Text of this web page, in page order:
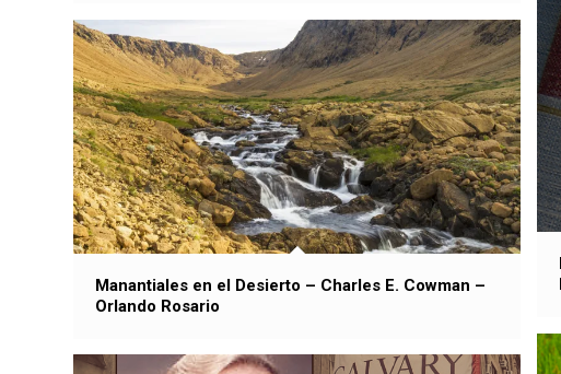
Manantiales en el Desierto – Charles E. Cowman –
Orlando Rosario